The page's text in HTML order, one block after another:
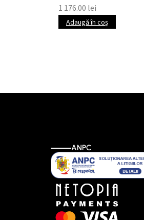
1 176.00 lei
Adaugă în coș
ANPC